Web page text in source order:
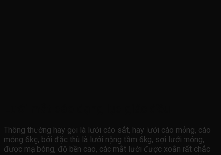
Thông thường hay gọi là lưới cáo sắt, hay lưới cáo mỏng, cáo
mỏng 6kg, bởi đặc thù là lưới nặng tầm 6kg, sợi lưới mỏng,
được mạ bóng, độ bền cao, các mắt lưới được xoắn rất chắc